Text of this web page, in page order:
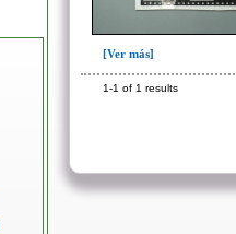
[Ver más]
1-1 of 1 results